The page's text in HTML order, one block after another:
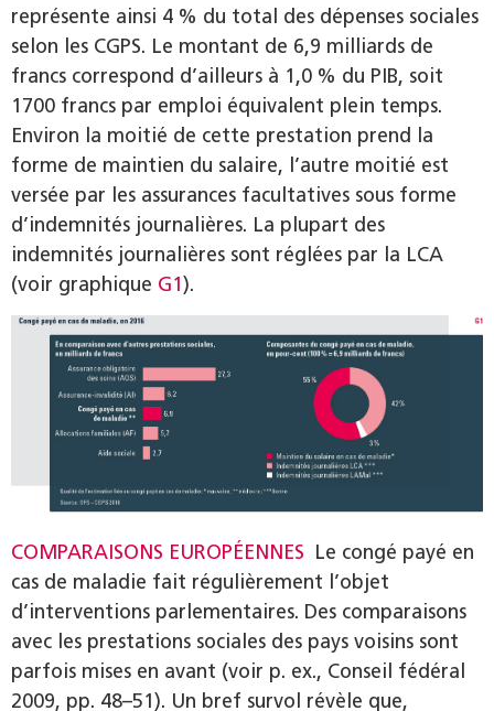
représente ainsi 4 % du total des dépenses sociales
selon les CGPS. Le montant de 6,9 milliards de
francs correspond d’ailleurs à 1,0 % du PIB, soit
1700 francs par emploi équivalent plein temps.
Environ la moitié de cette prestation prend la
forme de maintien du salaire, l’autre moitié est
versée par les assurances facultatives sous forme
d’indemnités journalières. La plupart des
indemnités journalières sont réglées par la LCA
(voir graphique G1).
COMPARAISONS EUROPÉENNES Le congé payé en
cas de maladie fait régulièrement l’objet
d’interventions parlementaires. Des comparaisons
avec les prestations sociales des pays voisins sont
parfois mises en avant (voir p. ex., Conseil fédéral
2009, pp. 48–51). Un bref survol révèle que,